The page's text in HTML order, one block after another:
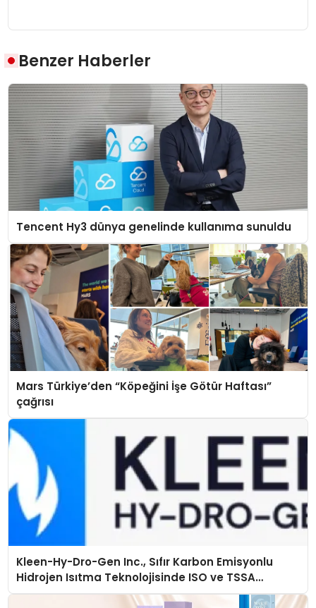
Benzer Haberler
Tencent Hy3 dünya genelinde kullanıma sunuldu
Mars Türkiye’den “Köpeğini İşe Götür Haftası”
çağrısı
Kleen-Hy-Dro-Gen Inc., Sıfır Karbon Emisyonlu
Hidrojen Isıtma Teknolojisinde ISO ve TSSA
Düzenleyici Onaylarını Aldı